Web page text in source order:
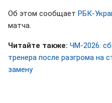
Об этом сообщает РБК-
матча.
Читайте также: ЧМ-2026:
тренера после разгрома на
замену